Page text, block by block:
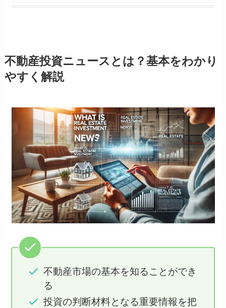
不動産投資ニュースとは？基本をわかり
やすく解説
不動産市場の基本を知ることができ
る
投資の判断材料となる重要情報を把